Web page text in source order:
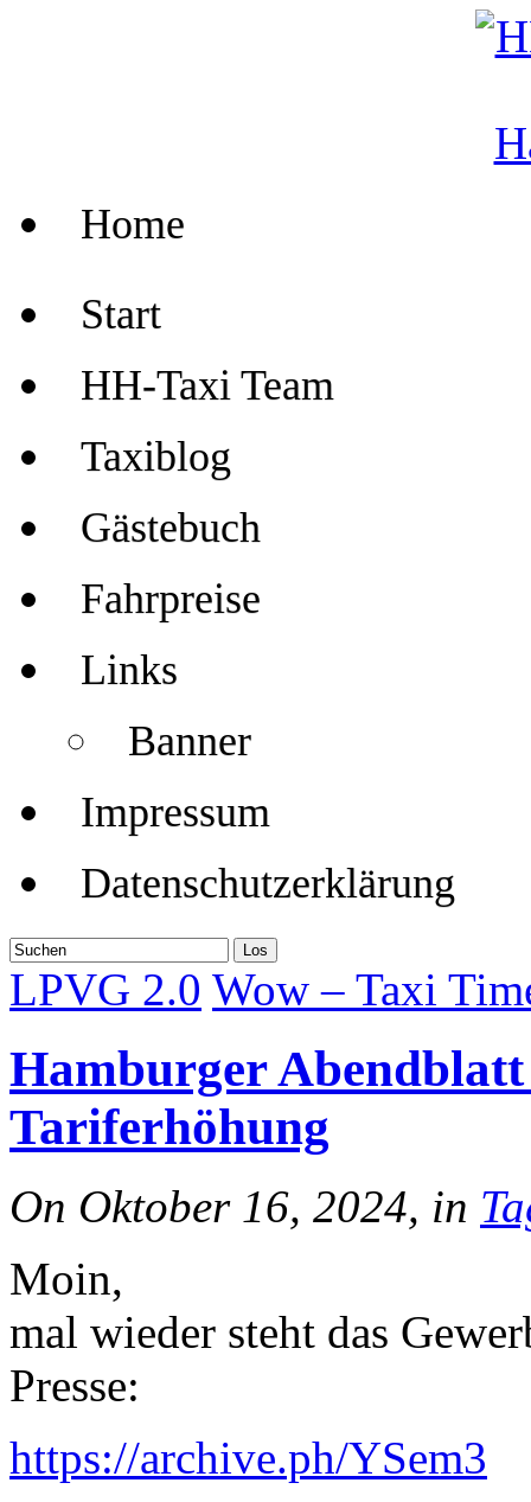
Home
Start
HH-Taxi Team
Taxiblog
Gästebuch
Fahrpreise
Links
Banner
Impressum
Datenschutzerklärung
LPVG 2.0 Wow – Taxi
Hamburger
Tariferhöhung
On Oktober 16, 2024, in
Moin,
mal wieder steht das
Presse:
https://archive.ph/YSem3